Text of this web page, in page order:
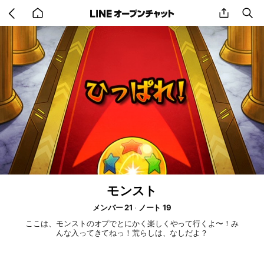
back
to
home
share
モンスト
メンバー 21
ノート 19
ここは、モンストのオプでとにかく楽しくやって行くよ〜！み
んな入ってきてねっ！荒らしは、なしだよ？